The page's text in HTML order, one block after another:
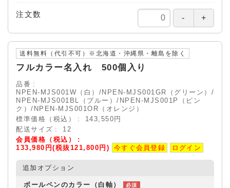
注文数
送料無料（代引不可）※北海道・沖縄県・離島を除く
フルカラー名入れ 500個入り
品番
NPEN-MJS001W（白）/NPEN-MJS001GR（グリーン）/
NPEN-MJS001BL（ブルー）/NPEN-MJS001P（ピン
ク）/NPEN-MJS001OR（オレンジ）
標準価格（税込）
143,550円
配送サイズ
12
会員価格（税込）
133,980円(税抜121,800円)
今すぐ会員登録 ログイン
追加オプション
ボールペンのカラー（白軸）